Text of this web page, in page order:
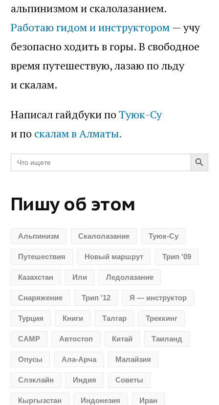
альпинизмом и скалолазанием.
Работаю гидом и инструктором — учу
безопасно ходить в горы. В свободное
время путешествую, лазаю по льду
и скалам.
Написал гайдбуки по Туюк-Су
и по скалам в Алматы.
Search
for:
Search
Пишу об этом
Альпинизм Скалолазание Туюк-Су
Путешествия Новый маршрут Трип '09
Казахстан Или Ледолазание
Снаряжение Трип '12 Я — инструктор
Турция Книги Талгар Треккинг
CAMP Автостоп Китай Таиланд
Опусы Ала-Арча Малайзия
Слэклайн Индия Советы
Кыргызстан Индонезия Иран